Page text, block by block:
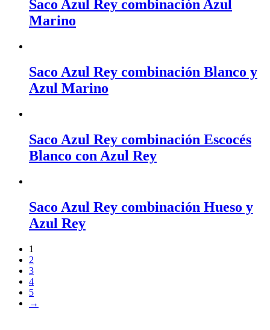
Saco Azul Rey combinación Azul
Marino
Saco Azul Rey combinación Blanco y
Azul Marino
Saco Azul Rey combinación Escocés
Blanco con Azul Rey
Saco Azul Rey combinación Hueso y
Azul Rey
1
2
3
4
5
→